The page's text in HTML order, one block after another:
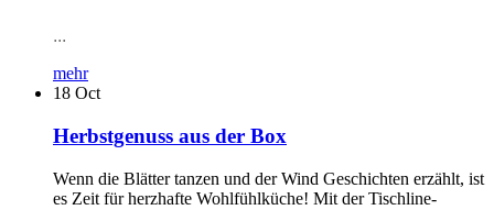
...
mehr
18 Oct
Herbstgenuss aus der Box
Wenn die Blätter tanzen und der Wind Geschichten erzählt, ist
es Zeit für herzhafte Wohlfühlküche! Mit der Tischline-